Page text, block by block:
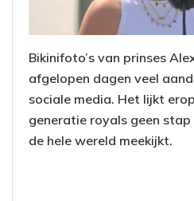
Bikinifoto’s van prinses
afgelopen dagen veel
sociale media. Het lijkt
generatie royals geen
de hele wereld meekijkt.